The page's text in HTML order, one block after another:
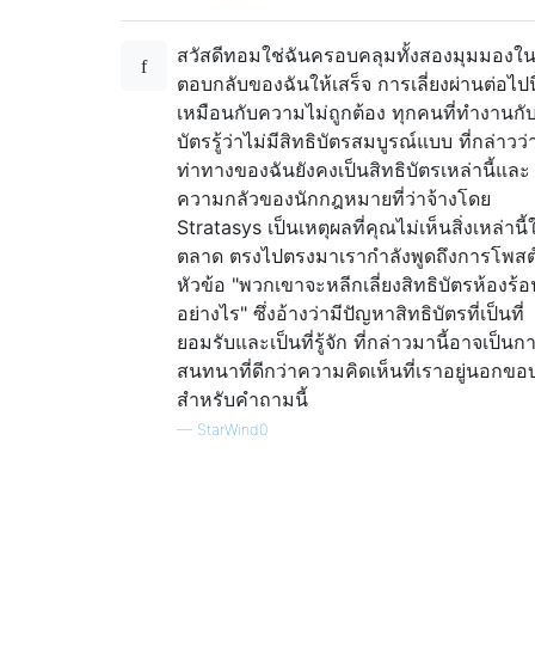
สวัสดีทอมใช่ฉันครอบคลุมทั้งสองมุมมองใ
ตอบกลับของฉันให้เสร็จ การเลี่ยงผ่านต่อไ
เหมือนกับความไม่ถูกต้อง ทุกคนที่ทำงานกั
บัตรรู้ว่าไม่มีสิทธิบัตรสมบูรณ์แบบ ที่กล่าวว่
ท่าทางของฉันยังคงเป็นสิทธิบัตรเหล่านี้และ
ความกลัวของนักกฎหมายที่ว่าจ้างโดย
Stratasys เป็นเหตุผลที่คุณไม่เห็นสิ่งเหล่านี้
ตลาด ตรงไปตรงมาเรากำลังพูดถึงการโพส
หัวข้อ "พวกเขาจะหลีกเลี่ยงสิทธิบัตรห้องร้
อย่างไร" ซึ่งอ้างว่ามีปัญหาสิทธิบัตรที่เป็นที่
ยอมรับและเป็นที่รู้จัก ที่กล่าวมานี้อาจเป็นก
สนทนาที่ดีกว่าความคิดเห็นที่เราอยู่นอกขอ
สำหรับคำถามนี้
— StarWind0